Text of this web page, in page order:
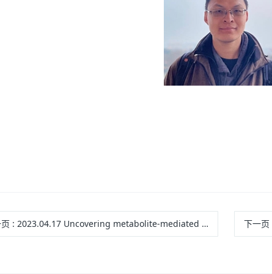
: 2023.04.17 Uncovering metabolite-mediated cell communications by single-cell RNA-Seq 下一页